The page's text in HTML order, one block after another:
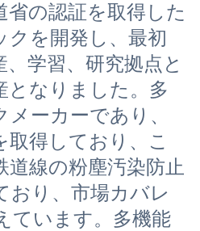
省の認証を取得した
クを開発し、最初
学習、研究拠点と
となりました。多
ーカーであり、
取得しており、こ
道線の粉塵汚染防止
おり、市場カバレ
ています。多機能